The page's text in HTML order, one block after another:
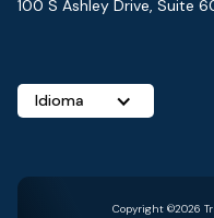
100 S Ashley Drive, Suite
Idioma
Copyright ©2026